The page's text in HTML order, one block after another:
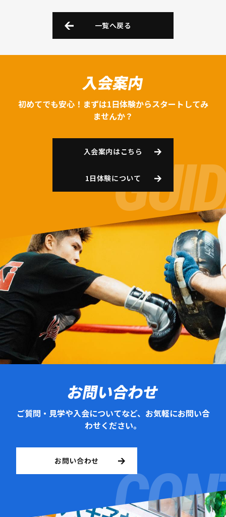
一覧へ戻る
入会案内
初めてでも安心！まずは1日体験からスタートしてみ
ませんか？
入会案内はこちら
1日体験について
お問い合わせ
ご質問・見学や入会についてなど、お気軽にお問い合
わせください。
お問い合わせ